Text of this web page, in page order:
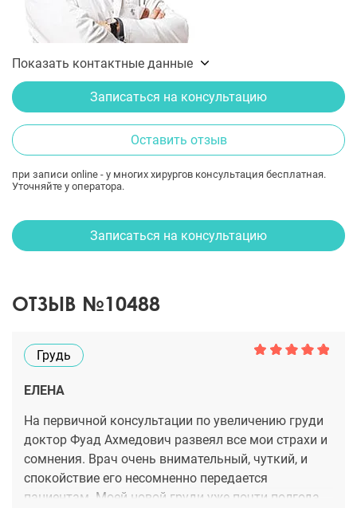
Показать контактные данные
Записаться на консультацию
Оставить отзыв
при записи online - у многих хирургов консультация бесплатная.
Уточняйте у оператора.
Записаться на консультацию
ОТЗЫВ №10488
Грудь
ЕЛЕНА
На первичной консультации по увеличению груди
доктор Фуад Ахмедович развеял все мои страхи и
сомнения. Врач очень внимательный, чуткий, и
спокойствие его несомненно передается
пациентам. Моей новой груди уже почти полгода.